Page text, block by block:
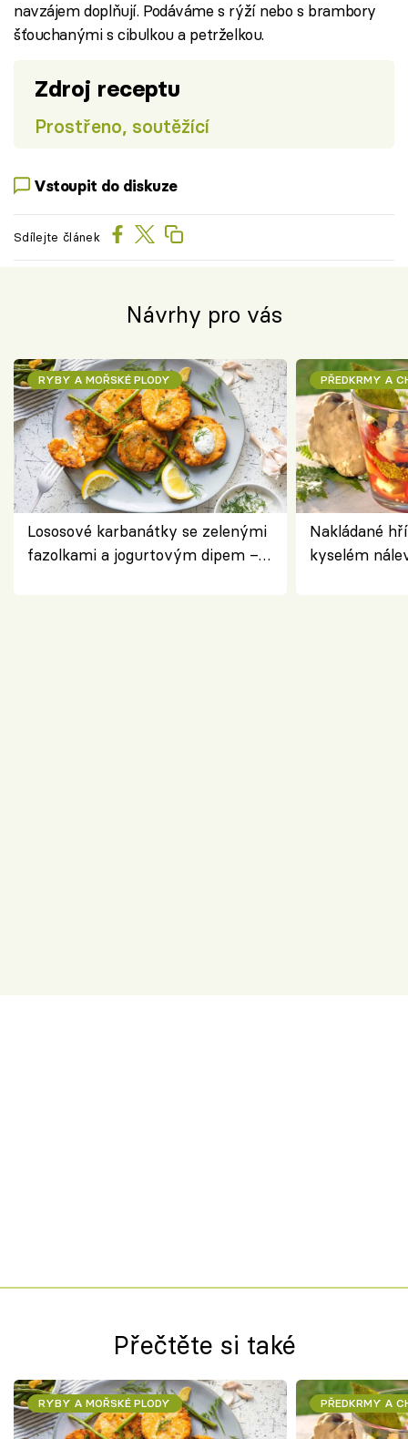
navzájem doplňují. Podáváme s rýží nebo s brambory
šťouchanými s cibulkou a petrželkou.
Zdroj receptu
Prostřeno, soutěžící
Vstoupit do diskuze
Sdílejte článek
Návrhy pro vás
RYBY A MOŘSKÉ PLODY
Lososové karbanátky se zelenými
fazolkami a jogurtovým dipem –
PŘEDKRMY A
Nakládané
kyselém
Přečtěte si také
RYBY A MOŘSKÉ PLODY PŘEDKRMY A